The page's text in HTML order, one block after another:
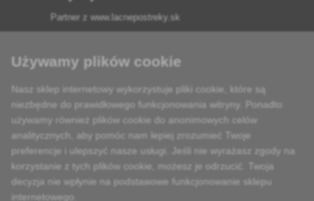
Partner z www.lacnepostreky.sk
Zawsze służymy fachową poradą
Używamy plików cookie
Nasz sklep internetowy wykorzystuje pliki cookie, które są
niezbędne do prawidłowego funkcjonowania witryny. Ponadto
używamy również plików cookie do anonimowych celów
analitycznych, aby pomóc nam lepiej zrozumieć Twoje
preferencje i ulepszyć nasze usługi. Jeśli nie wyrażasz zgody na
korzystanie z tych plików cookie, możesz je odrzucić. Twoja
decyzja nie wpłynie na podstawowe funkcjonowanie sklepu
internetowego.